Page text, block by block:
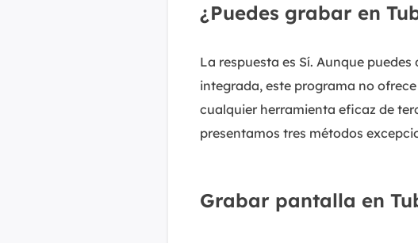
¿Puedes grabar en
La respuesta es Sí. Aunque
integrada, este programa no
cualquier herramienta eficaz de
presentamos tres métodos
Grabar pantalla en